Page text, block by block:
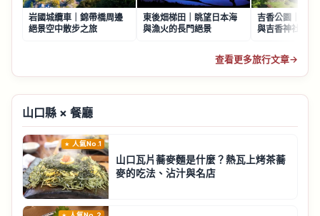
岩國城纜車｜錦帶橋周邊
絕景空中散步之旅
東後畑梯田｜眺望日本海
與漁火的長門絕景
吉香公園｜岩國
與吉香神社賞花
查看更多旅行文章→
山口縣 × 餐廳
人氣No.1
山口瓦片蕎麥麵是什麼？熱瓦上烤茶蕎
麥的吃法、沾汁與名店